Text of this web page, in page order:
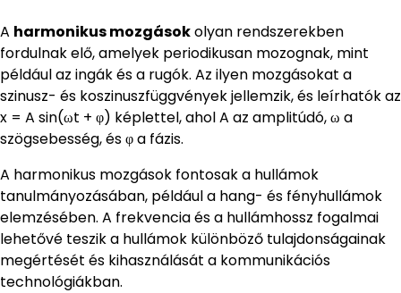
A harmonikus mozgásokolyan rendszerekben
fordulnak elő, amelyek periodikusan mozognak, mint
például az ingák és a rugók. Az ilyen mozgásokat a
szinusz- és koszinuszfüggvények jellemzik, és leírhatók az
x = A sin(ωt + φ) képlettel, ahol A az amplitúdó, ω a
szögsebesség, és φ a fázis.
A harmonikus mozgások fontosak a hullámok
tanulmányozásában, például a hang- és fényhullámok
elemzésében. A frekvencia és a hullámhossz fogalmai
lehetővé teszik a hullámok különböző tulajdonságainak
megértését és kihasználását a kommunikációs
technológiákban.